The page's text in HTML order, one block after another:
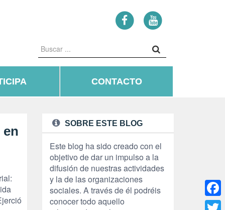
CONTACTO
en
SOBRE ESTE BLOG
Este blog ha sido creado con el
objetivo de dar un impulso a la
difusión de nuestras actividades
y la de las organizaciones
sociales. A través de él podréis
conocer todo aquello